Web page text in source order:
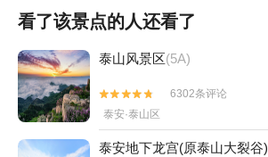
看了该景点的人还看了
泰山风景区(5A)


6302条评论
泰安·泰山区
泰安地下龙宫(原泰山大裂谷)